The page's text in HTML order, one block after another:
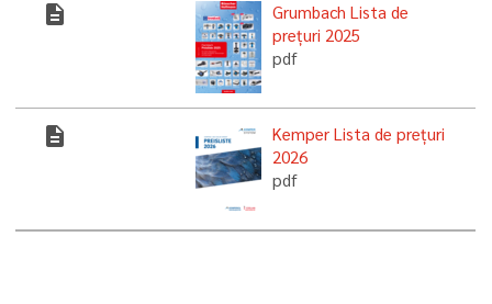
description
Grumbach Lista de
prețuri 2025
pdf
description
Kemper Lista de prețuri
2026
pdf